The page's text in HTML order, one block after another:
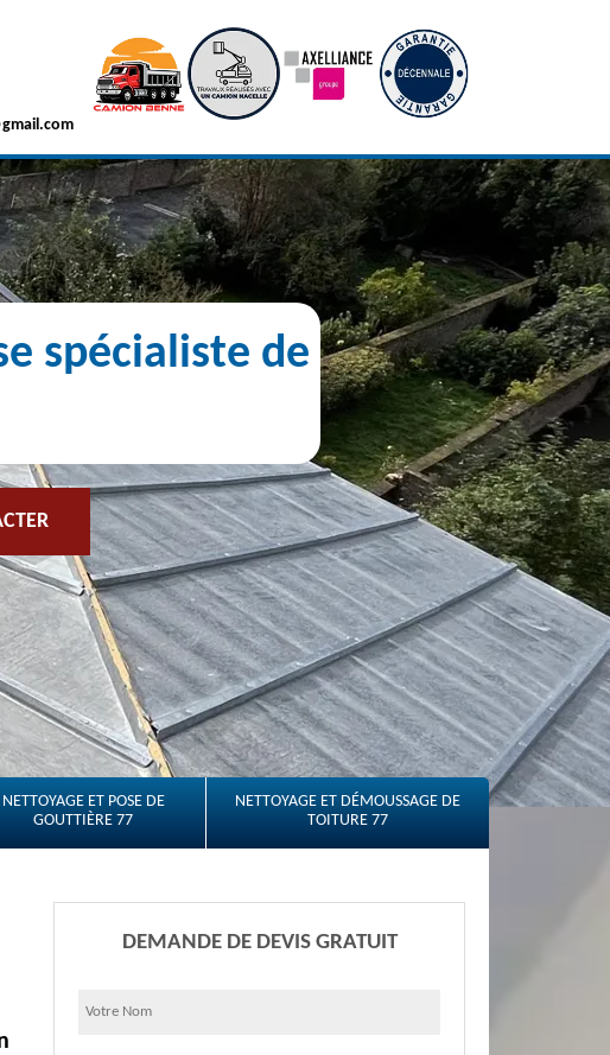
spécialiste de
NETTOYAGE ET POSE DE
GOUTTIÈRE 77
NETTOYAGE ET DÉMOUSSAGE DE
TOITURE 77
DEMANDE DE DEVIS GRATUIT